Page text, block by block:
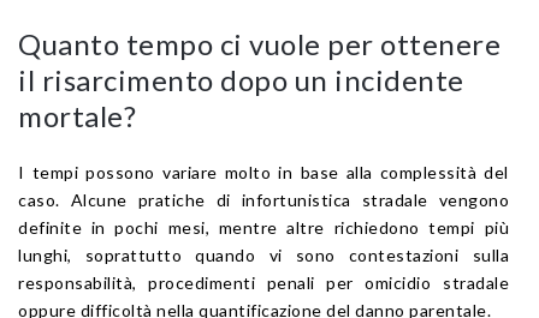
Quanto tempo ci vuole per ottenere
il risarcimento dopo un incidente
mortale?
I tempi possono variare molto in base alla complessità del
caso. Alcune pratiche di infortunistica stradale vengono
definite in pochi mesi, mentre altre richiedono tempi più
lunghi, soprattutto quando vi sono contestazioni sulla
responsabilità, procedimenti penali per omicidio stradale
oppure difficoltà nella quantificazione del danno parentale.